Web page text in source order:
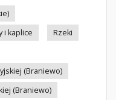
i kaplice
Rzeki
(Braniewo)
(Braniewo)